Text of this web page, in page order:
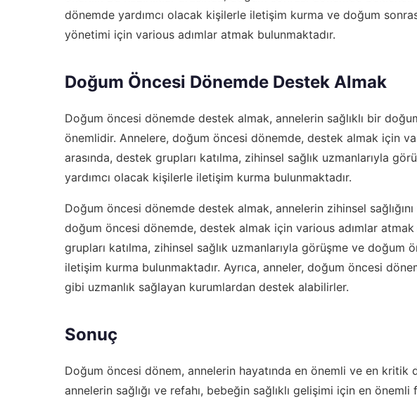
dönemde yardımcı olacak kişilerle iletişim kurma ve doğum
yönetimi için various adımlar atmak bulunmaktadır.
Doğum Öncesi Dönemde Destek Almak
Doğum öncesi dönemde destek almak, annelerin sağlıklı bir
önemlidir. Annelere, doğum öncesi dönemde, destek almak için
arasında, destek grupları katılma, zihinsel sağlık uzmanlarıyla
yardımcı olacak kişilerle iletişim kurma bulunmaktadır.
Doğum öncesi dönemde destek almak, annelerin zihinsel
doğum öncesi dönemde, destek almak için various adımlar atmak
grupları katılma, zihinsel sağlık uzmanlarıyla görüşme ve doğum
iletişim kurma bulunmaktadır. Ayrıca, anneler, doğum öncesi
gibi uzmanlık sağlayan kurumlardan destek alabilirler.
Sonuç
Doğum öncesi dönem, annelerin hayatında en önemli ve en kritik
annelerin sağlığı ve refahı, bebeğin sağlıklı gelişimi için en